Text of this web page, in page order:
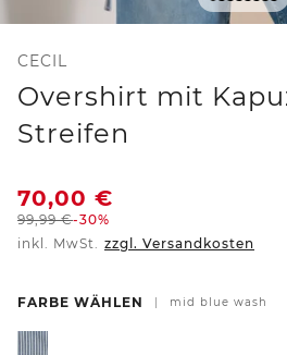
CECIL
Overshirt mit
Streifen
70,00 €
99,99€-30%
inkl. MwSt. zzgl. Versandkosten
FARBE WÄHLEN mid blue wash